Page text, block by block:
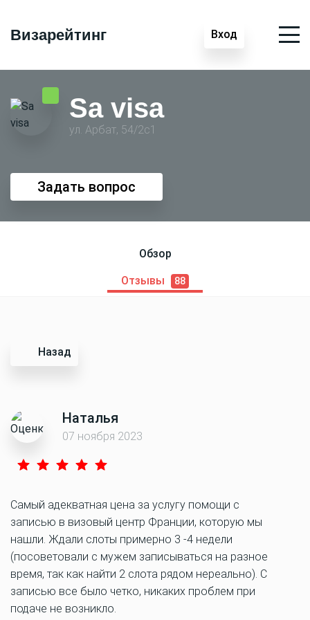
Визарейтинг Вход
Sa visa
ул. Арбат, 54/2с1
Задать вопрос
Обзор
Отзывы 88
Назад
Наталья
07 ноября 2023
Самый адекватная цена за услугу помощи с
записью в визовый центр Франции, которую мы
нашли. Ждали слоты примерно 3 -4 недели
(посоветовали с мужем записываться на разное
время, так как найти 2 слота рядом нереально). С
записью все было четко, никаких проблем при
подаче не возникло.